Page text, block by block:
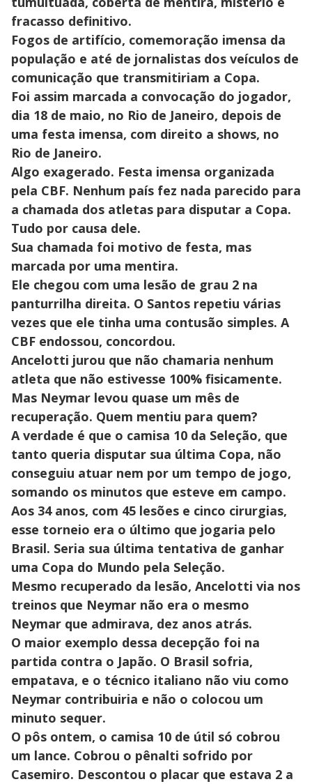
fracasso definitivo.
Fogos de artifício, comemoração imensa da
população e até de jornalistas dos veículos de
comunicação que transmitiriam a Copa.
Foi assim marcada a convocação do jogador,
dia 18 de maio, no Rio de Janeiro, depois de
uma festa imensa, com direito a shows, no
Rio de Janeiro.
Algo exagerado. Festa imensa organizada
pela CBF. Nenhum país fez nada parecido para
a chamada dos atletas para disputar a Copa.
Tudo por causa dele.
Sua chamada foi motivo de festa, mas
marcada por uma mentira.
Ele chegou com uma lesão de grau 2 na
panturrilha direita. O Santos repetiu várias
vezes que ele tinha uma contusão simples. A
CBF endossou, concordou.
Ancelotti jurou que não chamaria nenhum
atleta que não estivesse 100% fisicamente.
Mas Neymar levou quase um mês de
recuperação. Quem mentiu para quem?
A verdade é que o camisa 10 da Seleção, que
tanto queria disputar sua última Copa, não
conseguiu atuar nem por um tempo de jogo,
somando os minutos que esteve em campo.
Aos 34 anos, com 45 lesões e cinco cirurgias,
esse torneio era o último que jogaria pelo
Brasil. Seria sua última tentativa de ganhar
uma Copa do Mundo pela Seleção.
Mesmo recuperado da lesão, Ancelotti via nos
treinos que Neymar não era o mesmo
Neymar que admirava, dez anos atrás.
O maior exemplo dessa decepção foi na
partida contra o Japão. O Brasil sofria,
empatava, e o técnico italiano não viu como
Neymar contribuiria e não o colocou um
minuto sequer.
O pôs ontem, o camisa 10 de útil só cobrou
um lance. Cobrou o pênalti sofrido por
Casemiro. Descontou o placar que estava 2 a